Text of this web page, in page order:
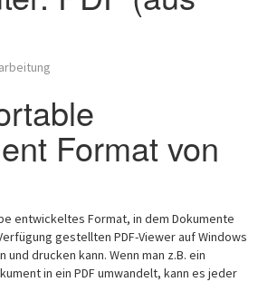
Format von
entwickeltes Format, in dem Dokumente
gestellten PDF-Viewer auf Windows
und drucken kann. Wenn man z.B. ein
in ein PDF umwandelt, kann es jeder